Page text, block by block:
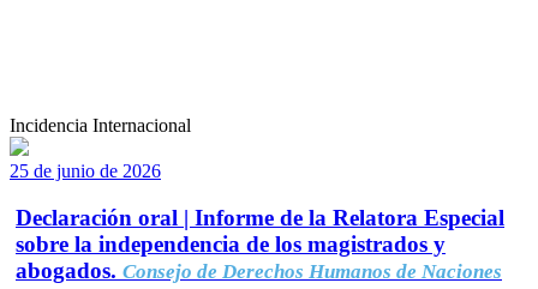
Incidencia Internacional
25 de junio de 2026
Declaración oral | Informe de la Relatora Especial
sobre la independencia de los magistrados y
abogados. Consejo de Derechos Humanos de Naciones